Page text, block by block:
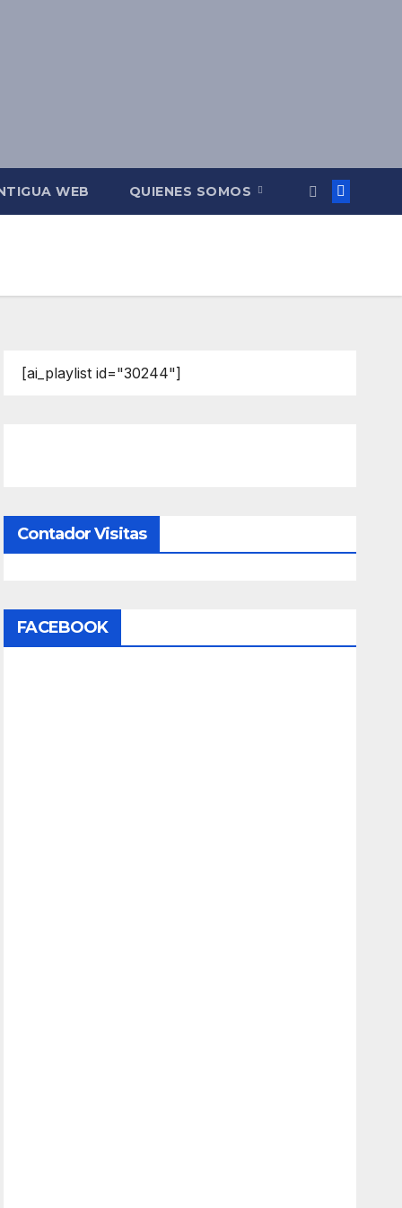
WEB QUIENES SOMOS
[ai_playlist id="30244"]
Contador Visitas
FACEBOOK